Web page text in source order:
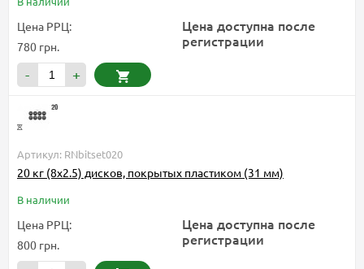
Цена РРЦ:
780 грн.
Цена доступна после
регистрации
- +
Артикул: RNbitset020
20 кг (8x2.5) дисков, покрытых пластиком (31 мм)
В наличии
Цена РРЦ:
800 грн.
Цена доступна после
регистрации